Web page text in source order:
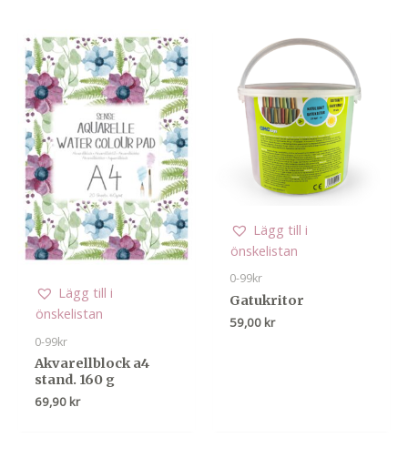
Lägg till i
önskelistan
0-99kr
Akvarellblock a4
stand. 160 g
69,90 kr
Lägg till i
önskelistan
0-99kr
Gatukritor
59,00 kr